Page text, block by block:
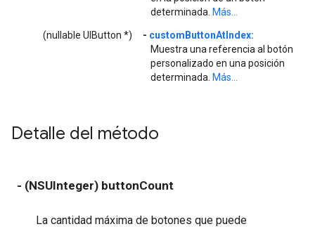
determinada. Más...
(nullable UIButton *) - customButtonAtIndex:
Muestra una referencia al botón
personalizado en una posición
determinada. Más...
Detalle del método
- (NSUInteger) buttonCount
La cantidad máxima de botones que puede